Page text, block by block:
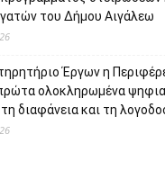
και 860 τμήματα στις